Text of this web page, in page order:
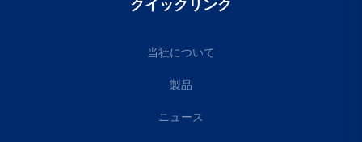
クイックリンク
当社について
製品
ニュース